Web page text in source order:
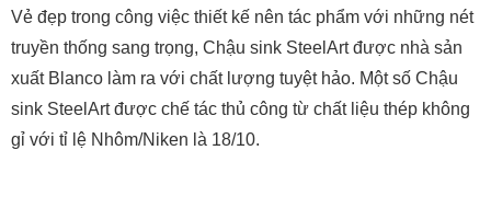
Vẻ đẹp trong công việc thiết kế nên tác phẩm với những nét
truyền thống sang trọng, Chậu sink SteelArt được nhà sản
xuất Blanco làm ra với chất lượng tuyệt hảo. Một số Chậu
sink SteelArt được chế tác thủ công từ chất liệu thép không
gỉ với tỉ lệ Nhôm/Niken là 18/10.